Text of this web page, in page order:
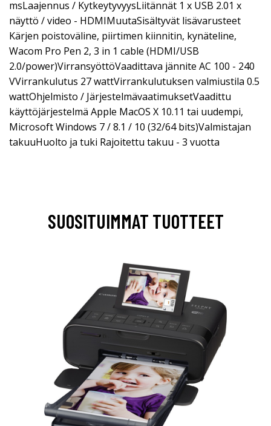
msLaajennus / KytkeytyvyysLiitännät 1 x USB 2.01 x
näyttö / video - HDMIMuutaSisältyvät lisävarusteet
Kärjen poistoväline, piirtimen kiinnitin, kynäteline,
Wacom Pro Pen 2, 3 in 1 cable (HDMI/USB
2.0/power)VirransyöttöVaadittava jännite AC 100 - 240
VVirrankulutus 27 wattVirrankulutuksen valmiustila 0.5
wattOhjelmisto / JärjestelmävaatimuksetVaadittu
käyttöjärjestelmä Apple MacOS X 10.11 tai uudempi,
Microsoft Windows 7 / 8.1 / 10 (32/64 bits)Valmistajan
takuuHuolto ja tuki Rajoitettu takuu - 3 vuotta
SUOSITUIMMAT TUOTTEET